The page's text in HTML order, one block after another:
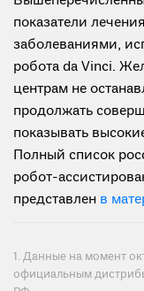
показатели
заболеваниями,
робота da Vinci.
центрам не
продолжать
показывать
Полный список
робот-
представлен в
1. Данные на момент
официальным